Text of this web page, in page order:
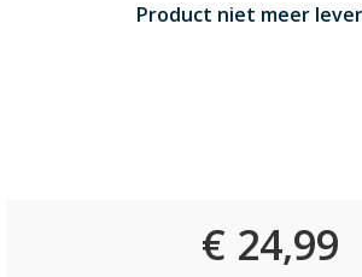
Product niet meer
€ 24,99